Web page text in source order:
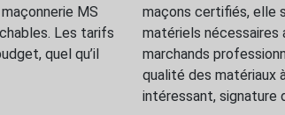
MS
Les tarifs
quel qu’il
maçons certifiés, elle
matériels nécessaires
marchands
qualité des matériaux
intéressant, signature